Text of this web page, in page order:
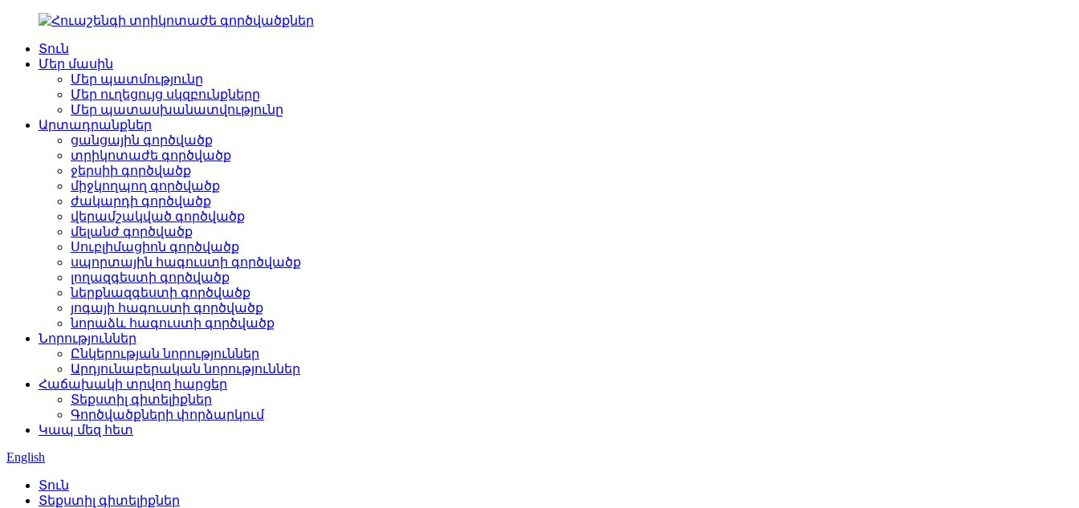
Տուն
Մեր մասին
Մեր պատմությունը
Մեր ուղեցույց սկզբունքները
Մեր պատասխանատվությունը
Արտադրանքներ
ցանցային գործվածք
տրիկոտաժե գործվածք
ջերսիի գործվածք
միջկողպող գործվածք
ժակարդի գործվածք
վերամշակված գործվածք
մելանժ գործվածք
Սուբլիմացիոն գործվածք
սպորտային հագուստի գործվածք
լողազգեստի գործվածք
ներքնազգեստի գործվածք
յոգայի հագուստի գործվածք
նորաձև հագուստի գործվածք
Նորություններ
Ընկերության նորություններ
Արդյունաբերական նորություններ
Հաճախակի տրվող հարցեր
Տեքստիլ գիտելիքներ
Գործվածքների փորձարկում
Կապ մեզ հետ
English
Տուն
Տեքստիլ գիտելիքներ